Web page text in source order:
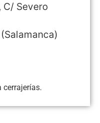
C/ Severo
(Salamanca)
cerrajerías.